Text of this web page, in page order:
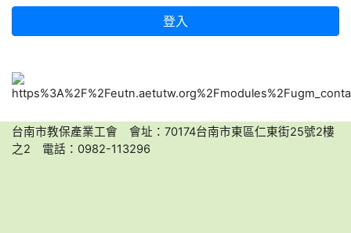
登入
台南市教保產業工會 會址：70174台南市東區仁東街25號2樓
之2 電話：0982-113296